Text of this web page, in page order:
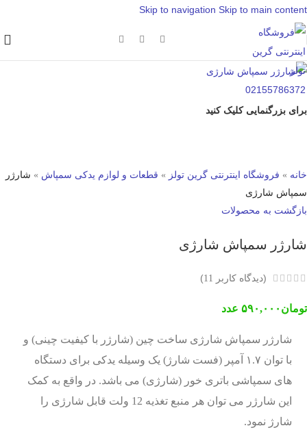
Skip to navigation Skip to main content
برای بزرگنمایی کلیک کنید
خانه » فروشگاه اینترنتی گرین تولز » قطعات و لوازم یدکی سمپاش » شارژر
سمپاش شارژی
بازگشت به محصولات
شارژر سمپاش شارژی
(دیدگاه کاربر 11
)
تومان ۵۹۰,۰۰۰ عدد
شارژر سمپاش شارژی ساخت چین (شارژر با کیفیت چینی) و
با توان ۱.۷ آمپر (فست شارژ) یک وسیله یدکی برای دستگاه
های سمپاشی باتری خور (شارژی) می باشد. در واقع به کمک
این شارژر می توان هر منبع تغذیه 12 ولت قابل شارژی را
شارژ نمود.